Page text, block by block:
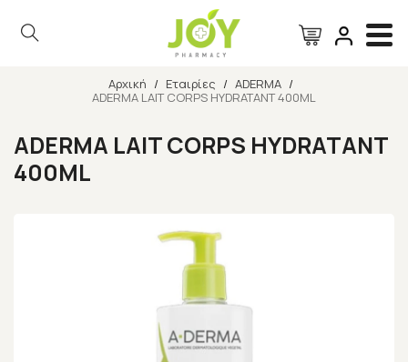
Αρχική / Εταιρίες / ADERMA /
ADERMA LAIT CORPS HYDRATANT 400ML
ADERMA LAIT CORPS HYDRATANT
400ML